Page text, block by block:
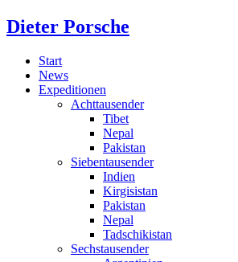
Dieter Porsche
Start
News
Expeditionen
Achttausender
Tibet
Nepal
Pakistan
Siebentausender
Indien
Kirgisistan
Pakistan
Nepal
Tadschikistan
Sechstausender